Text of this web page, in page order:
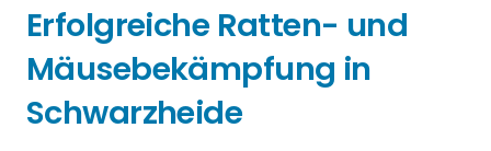
Erfolgreiche Ratten- und
Mäusebekämpfung in
Schwarzheide